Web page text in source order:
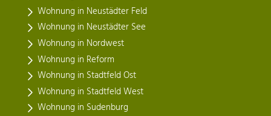
Wohnung in Neustädter Feld
Wohnung in Neustädter See
Wohnung in Nordwest
Wohnung in Reform
Wohnung in Stadtfeld Ost
Wohnung in Stadtfeld West
Wohnung in Sudenburg